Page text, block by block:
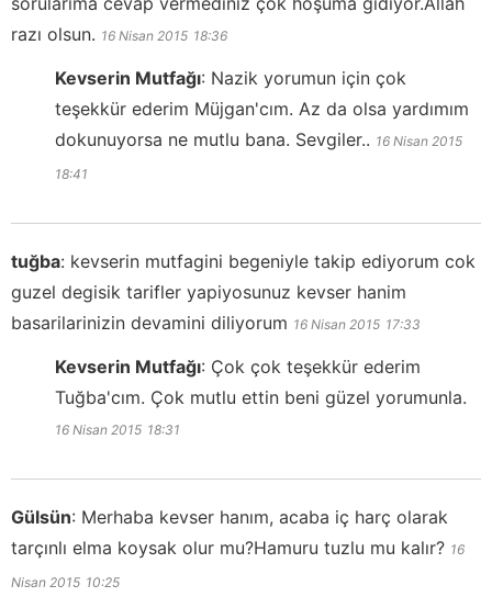
razı olsun. 16 Nisan 2015 18:36
Kevserin Mutfağı: Nazik yorumun için çok
teşekkür ederim Müjgan'cım. Az da olsa yardımım
dokunuyorsa ne mutlu bana. Sevgiler.. 16 Nisan 2015
18:41
tuğba: kevserin mutfagini begeniyle takip ediyorum cok
guzel degisik tarifler yapiyosunuz kevser hanim
basarilarinizin devamini diliyorum 16 Nisan 2015 17:33
Kevserin Mutfağı: Çok çok teşekkür ederim
Tuğba'cım. Çok mutlu ettin beni güzel yorumunla.
16 Nisan 2015 18:31
Gülsün: Merhaba kevser hanım, acaba iç harç olarak
tarçınlı elma koysak olur mu?Hamuru tuzlu mu kalır? 16
Nisan 2015 10:25